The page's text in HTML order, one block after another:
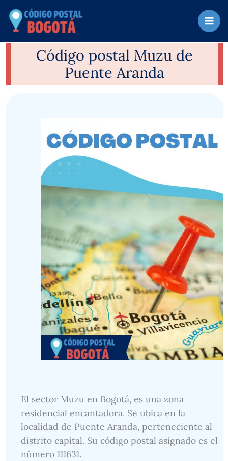
contenido
Código postal Muzu de
Puente Aranda
El sector Muzu en Bogotá, es una zona
residencial encantadora. Se ubica en la
localidad de Puente Aranda, perteneciente al
distrito capital. Su código postal asignado es el
número 111631.